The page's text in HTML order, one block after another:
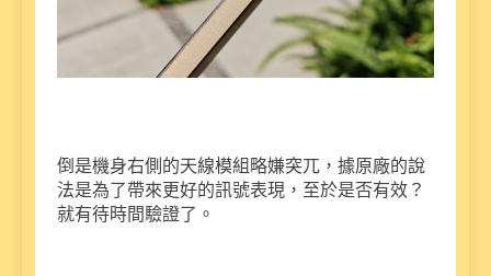
倒是機身右側的天線模組略嫌突兀，據原廠的說
法是為了帶來更好的訊號表現，至於是否有效？
就有待時間驗證了。